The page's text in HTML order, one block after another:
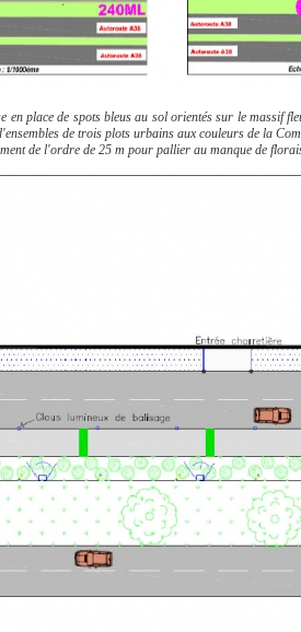
en place de spots bleus au sol orientés sur le massif
de trois plots urbains aux couleurs de la
de l'ordre de 25 m pour pallier au manque de